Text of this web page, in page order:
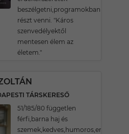
beszélgetni,programokban
részt venni. "Káros
szenvedélyektől
mentesen élem az
életem."
TÁRSKERESŐ
51/185/80 független
férfi,barna haj és